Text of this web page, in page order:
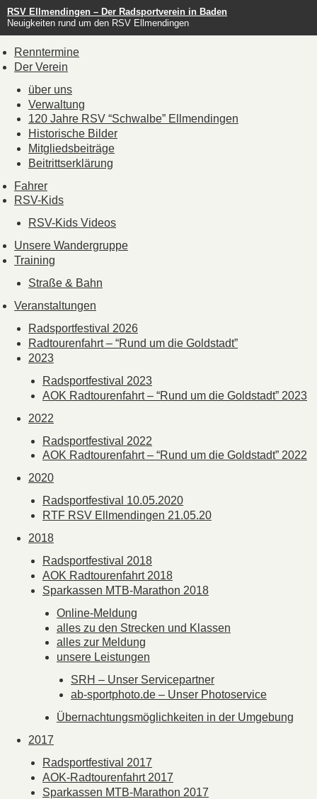
RSV Ellmendingen – Der Radsportverein in Baden
Neuigkeiten rund um den RSV Ellmendingen
Renntermine
Der Verein
über uns
Verwaltung
120 Jahre RSV “Schwalbe” Ellmendingen
Historische Bilder
Mitgliedsbeiträge
Beitrittserklärung
Fahrer
RSV-Kids
RSV-Kids Videos
Unsere Wandergruppe
Training
Straße & Bahn
Veranstaltungen
Radsportfestival 2026
Radtourenfahrt – “Rund um die Goldstadt”
2023
Radsportfestival 2023
AOK Radtourenfahrt – “Rund um die Goldstadt” 2023
2022
Radsportfestival 2022
AOK Radtourenfahrt – “Rund um die Goldstadt” 2022
2020
Radsportfestival 10.05.2020
RTF RSV Ellmendingen 21.05.20
2018
Radsportfestival 2018
AOK Radtourenfahrt 2018
Sparkassen MTB-Marathon 2018
Online-Meldung
alles zu den Strecken und Klassen
alles zur Meldung
unsere Leistungen
SRH – Unser Servicepartner
ab-sportphoto.de – Unser Photoservice
Übernachtungsmöglichkeiten in der Umgebung
2017
Radsportfestival 2017
AOK-Radtourenfahrt 2017
Sparkassen MTB-Marathon 2017